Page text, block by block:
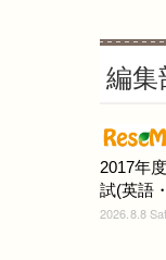
編集
2017年
試(英語
2026.8.8